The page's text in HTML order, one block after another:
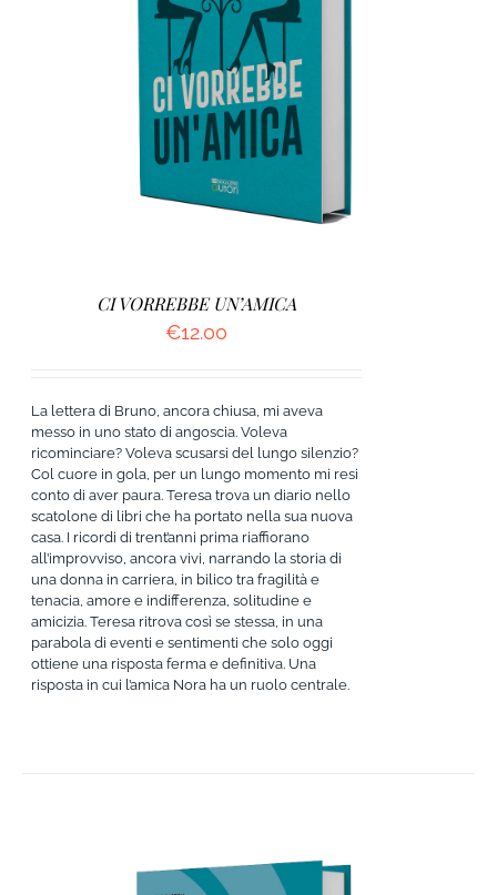
AGGIUNGI AL CARRELLO /
CI VORREBBE UN’AMICA
€12.00
La lettera di Bruno, ancora chiusa, mi aveva
messo in uno stato di angoscia. Voleva
ricominciare? Voleva scusarsi del lungo silenzio?
Col cuore in gola, per un lungo momento mi resi
conto di aver paura. Teresa trova un diario nello
scatolone di libri che ha portato nella sua nuova
casa. I ricordi di trent’anni prima riaffiorano
all’improvviso, ancora vivi, narrando la storia di
una donna in carriera, in bilico tra fragilità e
tenacia, amore e indifferenza, solitudine e
amicizia. Teresa ritrova così se stessa, in una
parabola di eventi e sentimenti che solo oggi
ottiene una risposta ferma e definitiva. Una
risposta in cui l’amica Nora ha un ruolo centrale.